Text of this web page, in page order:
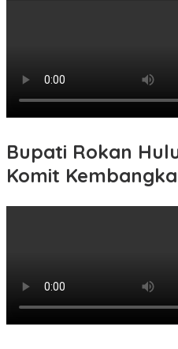
Bupati Rokan
Komit